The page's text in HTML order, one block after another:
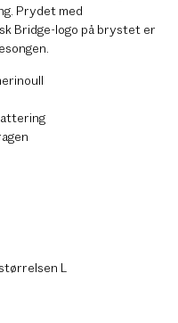
Prydet med
Bridge-logo på brystet er
L